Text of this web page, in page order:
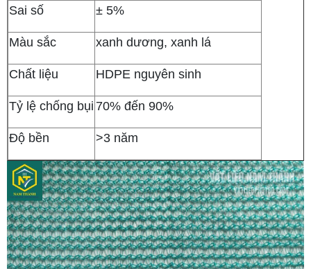
Sai số ± 5%
Màu sắc xanh dương, xanh lá
Chất liệu HDPE nguyên sinh
Tỷ lệ chống bụi 70% đến 90%
Độ bền >3 năm